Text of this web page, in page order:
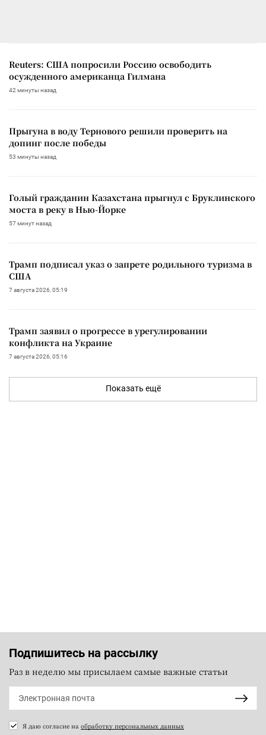
Reuters: США попросили Россию освободить
осужденного американца Гилмана
42 минуты назад
Прыгуна в воду Тернового решили проверить на
допинг после победы
53 минуты назад
Голый гражданин Казахстана прыгнул с Бруклинского
моста в реку в Нью-Йорке
57 минут назад
Трамп подписал указ о запрете родильного туризма в
США
7 августа 2026, 05:19
Трамп заявил о прогрессе в урегулировании
конфликта на Украине
7 августа 2026, 05:16
Показать ещё
Подпишитесь на рассылку
Раз в неделю мы присылаем самые важные статьи
Я даю согласие на обработку персональных данных